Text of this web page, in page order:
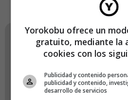
Nombre de usuario o correo
Yorokobu ofrece un
gratuito, mediante la
cookies con los
Publicidad y contenido
publicidad y contenido,
desarrollo de servicios